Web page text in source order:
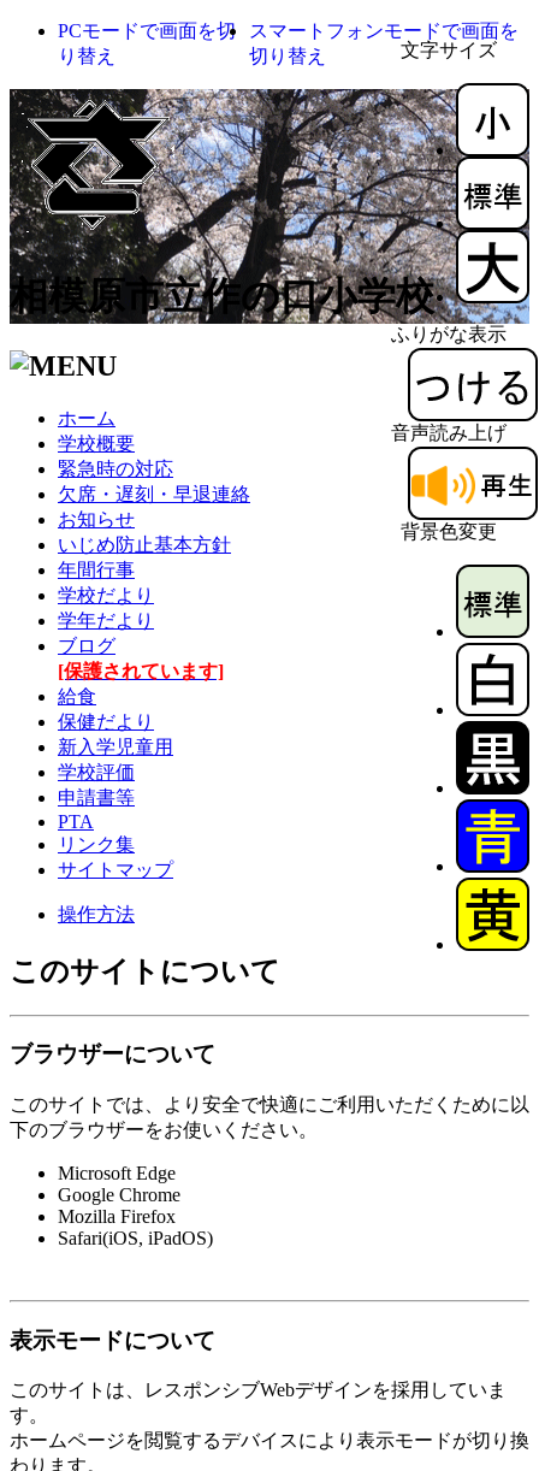
文字サイズ
ふりがな表示
音声読み上げ
背景色変更
PCモードで画面を切
り替え
スマートフォンモードで画面を
切り替え
相模原市立作の口小学校
ホーム
学校概要
緊急時の対応
欠席・遅刻・早退連絡
お知らせ
いじめ防止基本方針
年間行事
学校だより
学年だより
ブログ
[保護されています]
給食
保健だより
新入学児童用
学校評価
申請書等
PTA
リンク集
サイトマップ
操作方法
このサイトについて
ブラウザーについて
このサイトでは、より安全で快適にご利用いただくために以
下のブラウザーをお使いください。
Microsoft Edge
Google Chrome
Mozilla Firefox
Safari(iOS, iPadOS)
表示モードについて
このサイトは、レスポンシブWebデザインを採用していま
す。
ホームページを閲覧するデバイスにより表示モードが切り換
わります。